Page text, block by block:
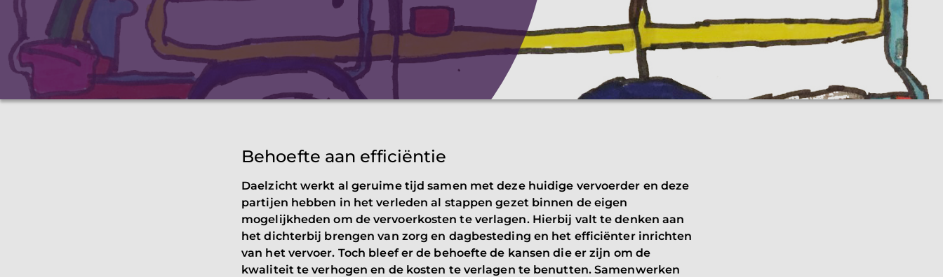
Behoefte aan efficiëntie
Daelzicht werkt al geruime tijd samen met deze huidige vervoerder en deze
partijen hebben in het verleden al stappen gezet binnen de eigen
mogelijkheden om de vervoerkosten te verlagen. Hierbij valt te denken aan
het dichterbij brengen van zorg en dagbesteding en het efficiënter inrichten
van het vervoer. Toch bleef er de behoefte de kansen die er zijn om de
kwaliteit te verhogen en de kosten te verlagen te benutten. Samenwerken